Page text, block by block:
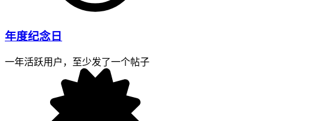
年度纪念日
一年活跃用户，至少发了一个帖子